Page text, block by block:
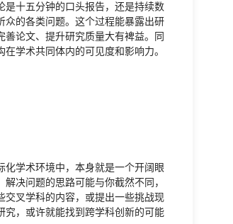
是十五分钟的口头报告，还是持续数
众的各类问题。这个过程能暴露出研
论文、提升研究质量大有裨益。同
学术共同体内的可见度和影响力。
学术环境中，本身就是一个开阔眼
决问题的思路可能与你截然不同，
交叉学科的内容，或提出一些挑战现
究，或许就能找到跨学科创新的可能